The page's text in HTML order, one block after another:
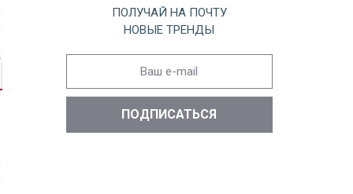
ПОЛУЧАЙ НА ПОЧТУ
НОВЫЕ ТРЕНДЫ